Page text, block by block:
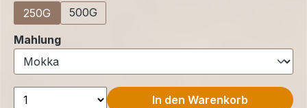
250G
500G
Mahlungauswählen
In den Warenkorb